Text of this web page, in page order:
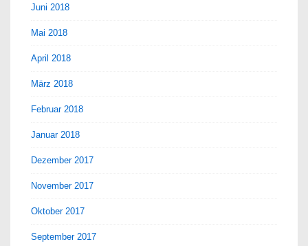
Juni 2018
Mai 2018
April 2018
März 2018
Februar 2018
Januar 2018
Dezember 2017
November 2017
Oktober 2017
September 2017